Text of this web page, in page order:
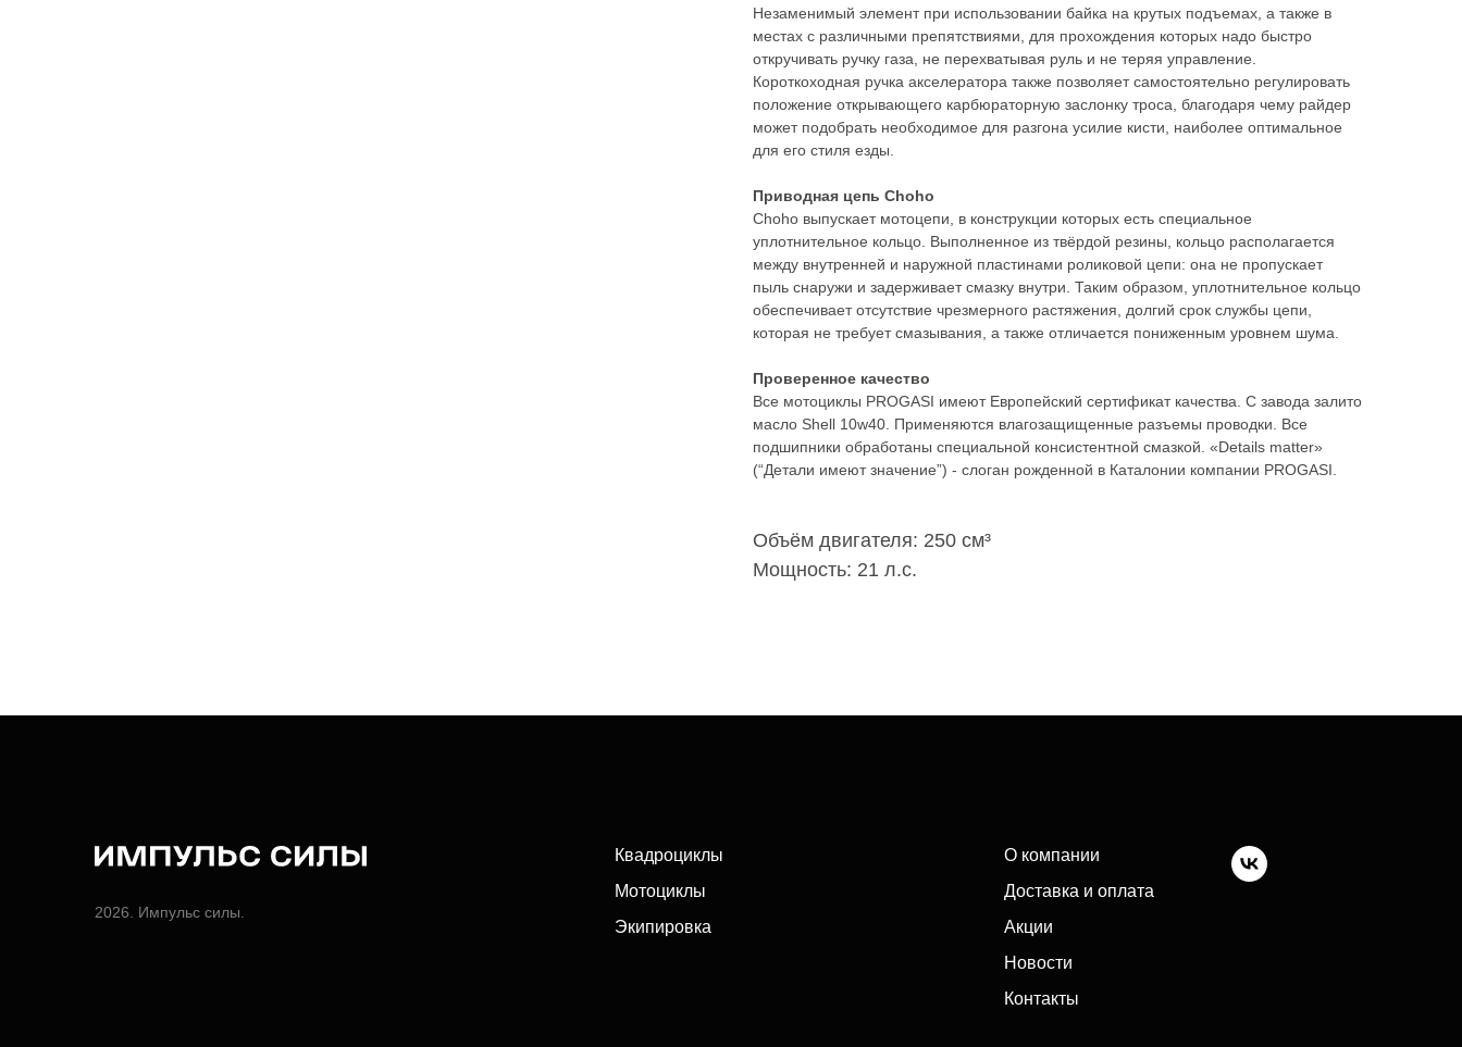
Незаменимый элемент при использовании байка на крутых подъемах, а также в
местах с различными препятствиями, для прохождения которых надо быстро
откручивать ручку газа, не перехватывая руль и не теряя управление.
Короткоходная ручка акселератора также позволяет самостоятельно регулировать
положение открывающего карбюраторную заслонку троса, благодаря чему райдер
может подобрать необходимое для разгона усилие кисти, наиболее оптимальное
для его стиля езды.
Приводная цепь Choho
Choho выпускает мотоцепи, в конструкции которых есть специальное
уплотнительное кольцо. Выполненное из твёрдой резины, кольцо располагается
между внутренней и наружной пластинами роликовой цепи: она не пропускает
пыль снаружи и задерживает смазку внутри. Таким образом, уплотнительное кольцо
обеспечивает отсутствие чрезмерного растяжения, долгий срок службы цепи,
которая не требует смазывания, а также отличается пониженным уровнем шума.
Проверенное качество
Все мотоциклы PROGASI имеют Европейский сертификат качества. С завода залито
масло Shell 10w40. Применяются влагозащищенные разъемы проводки. Все
подшипники обработаны специальной консистентной смазкой. «Details matter»
(“Детали имеют значение”) - слоган рожденной в Каталонии компании PROGASI.
Объём двигателя: 250 см³
Мощность: 21 л.c.
2026. Импульс силы.
Квадроциклы
Мотоциклы
Экипировка
О компании
Доставка и оплата
Акции
Новости
Контакты